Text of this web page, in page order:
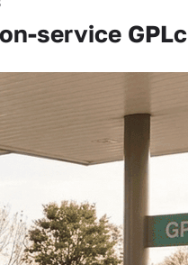
service GPLc